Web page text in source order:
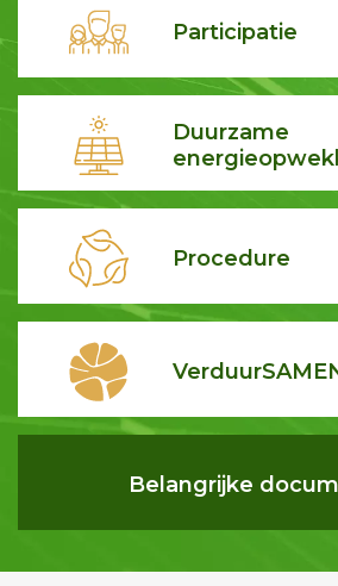
Participatie
Duurzame
Procedure
Belangrijke